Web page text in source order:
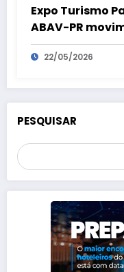
Expo Turismo
ABAV-PR
bate recorde
22/05/2026
PESQUISAR